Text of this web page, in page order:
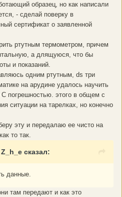
образец, но как написали
- сделай поверку в
сертификат о заявленной
ртутным термометром, причем
а длящуюся, что бы
и показаний.
одним ртутным, ds три
на арудине удалось научить
С погрешностью. этого в общем с
ситуации на тарелках, но конечно
эту и передалаю ее чисто на
то так.
сказал:
данные.
там передают и как это